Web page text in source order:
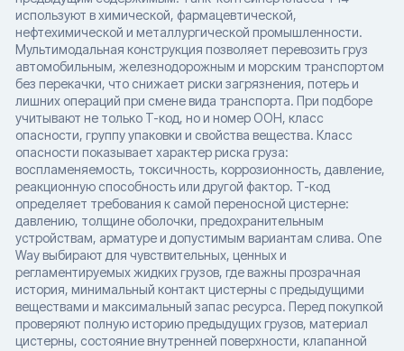
используют в химической, фармацевтической,
нефтехимической и металлургической промышленности.
Мультимодальная конструкция позволяет перевозить груз
автомобильным, железнодорожным и морским транспортом
без перекачки, что снижает риски загрязнения, потерь и
лишних операций при смене вида транспорта. При подборе
учитывают не только T-код, но и номер ООН, класс
опасности, группу упаковки и свойства вещества. Класс
опасности показывает характер риска груза:
воспламеняемость, токсичность, коррозионность, давление,
реакционную способность или другой фактор. T-код
определяет требования к самой переносной цистерне:
давлению, толщине оболочки, предохранительным
устройствам, арматуре и допустимым вариантам слива. One
Way выбирают для чувствительных, ценных и
регламентируемых жидких грузов, где важны прозрачная
история, минимальный контакт цистерны с предыдущими
веществами и максимальный запас ресурса. Перед покупкой
проверяют полную историю предыдущих грузов, материал
цистерны, состояние внутренней поверхности, клапанной